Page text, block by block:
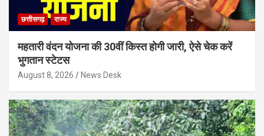
छत्तीसगढ़ राज्य
महतारी वंदन योजना की 30वीं किस्त होगी जारी, ऐसे चेक करें
भुगतान स्टेटस
August 8, 2026 News Desk